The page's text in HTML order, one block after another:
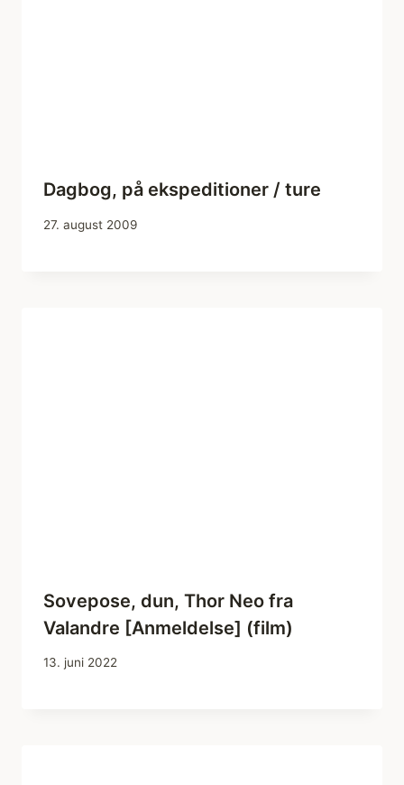
Dagbog, på ekspeditioner / ture
27. august 2009
Sovepose, dun, Thor Neo fra
Valandre [Anmeldelse] (film)
13. juni 2022